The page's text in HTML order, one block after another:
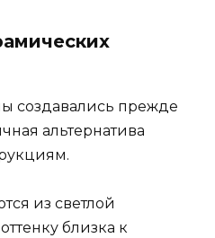
создавались прежде
альтернатива
из светлой
близка к